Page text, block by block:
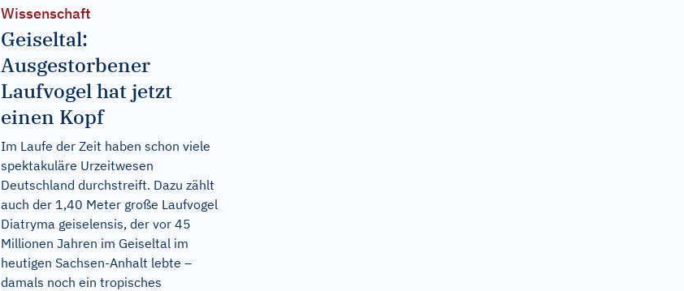
Wissenschaft
Geiseltal:
Ausgestorbener
Laufvogel hat jetzt
einen Kopf
Im Laufe der Zeit haben schon viele
spektakuläre Urzeitwesen
Deutschland durchstreift. Dazu zählt
auch der 1,40 Meter große Laufvogel
Diatryma geiselensis, der vor 45
Millionen Jahren im Geiseltal im
heutigen Sachsen-Anhalt lebte –
damals noch ein tropisches